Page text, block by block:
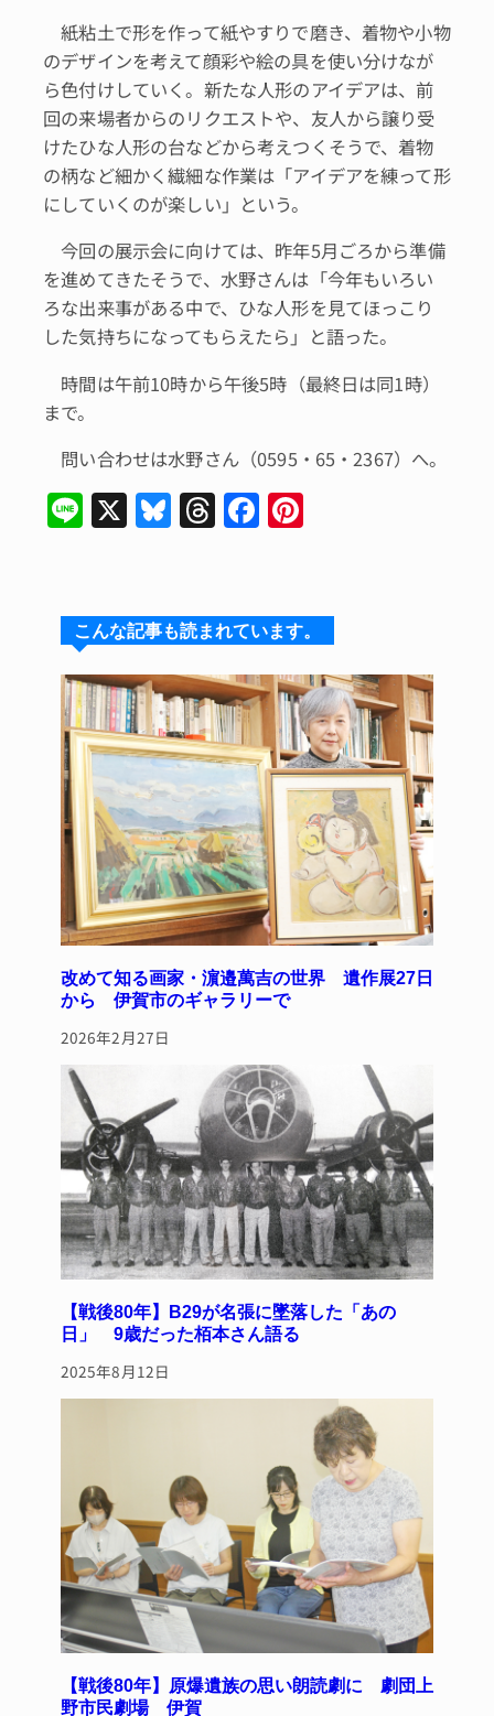
紙粘土で形を作って紙やすりで磨き、着物や小物
のデザインを考えて顔彩や絵の具を使い分けなが
ら色付けしていく。新たな人形のアイデアは、前
回の来場者からのリクエストや、友人から譲り受
けたひな人形の台などから考えつくそうで、着物
の柄など細かく繊細な作業は「アイデアを練って形
にしていくのが楽しい」という。
今回の展示会に向けては、昨年5月ごろから準備
を進めてきたそうで、水野さんは「今年もいろい
ろな出来事がある中で、ひな人形を見てほっこり
した気持ちになってもらえたら」と語った。
時間は午前10時から午後5時（最終日は同1時）
まで。
問い合わせは水野さん（0595・65・2367）へ。
Li
n
X Bl
u
s
k
y
T
hr
a
d
s
F
a
e
b
o
o
k
re
st
こんな記事も読まれています。
改めて知る画家・濵邉萬吉の世界 遺作展27日
から 伊賀市のギャラリーで
2026年2月27日
【戦後80年】B29が名張に墜落した「あの
日」 9歳だった栢本さん語る
2025年8月12日
【戦後80年】原爆遺族の思い朗読劇に 劇団上
野市民劇場 伊賀